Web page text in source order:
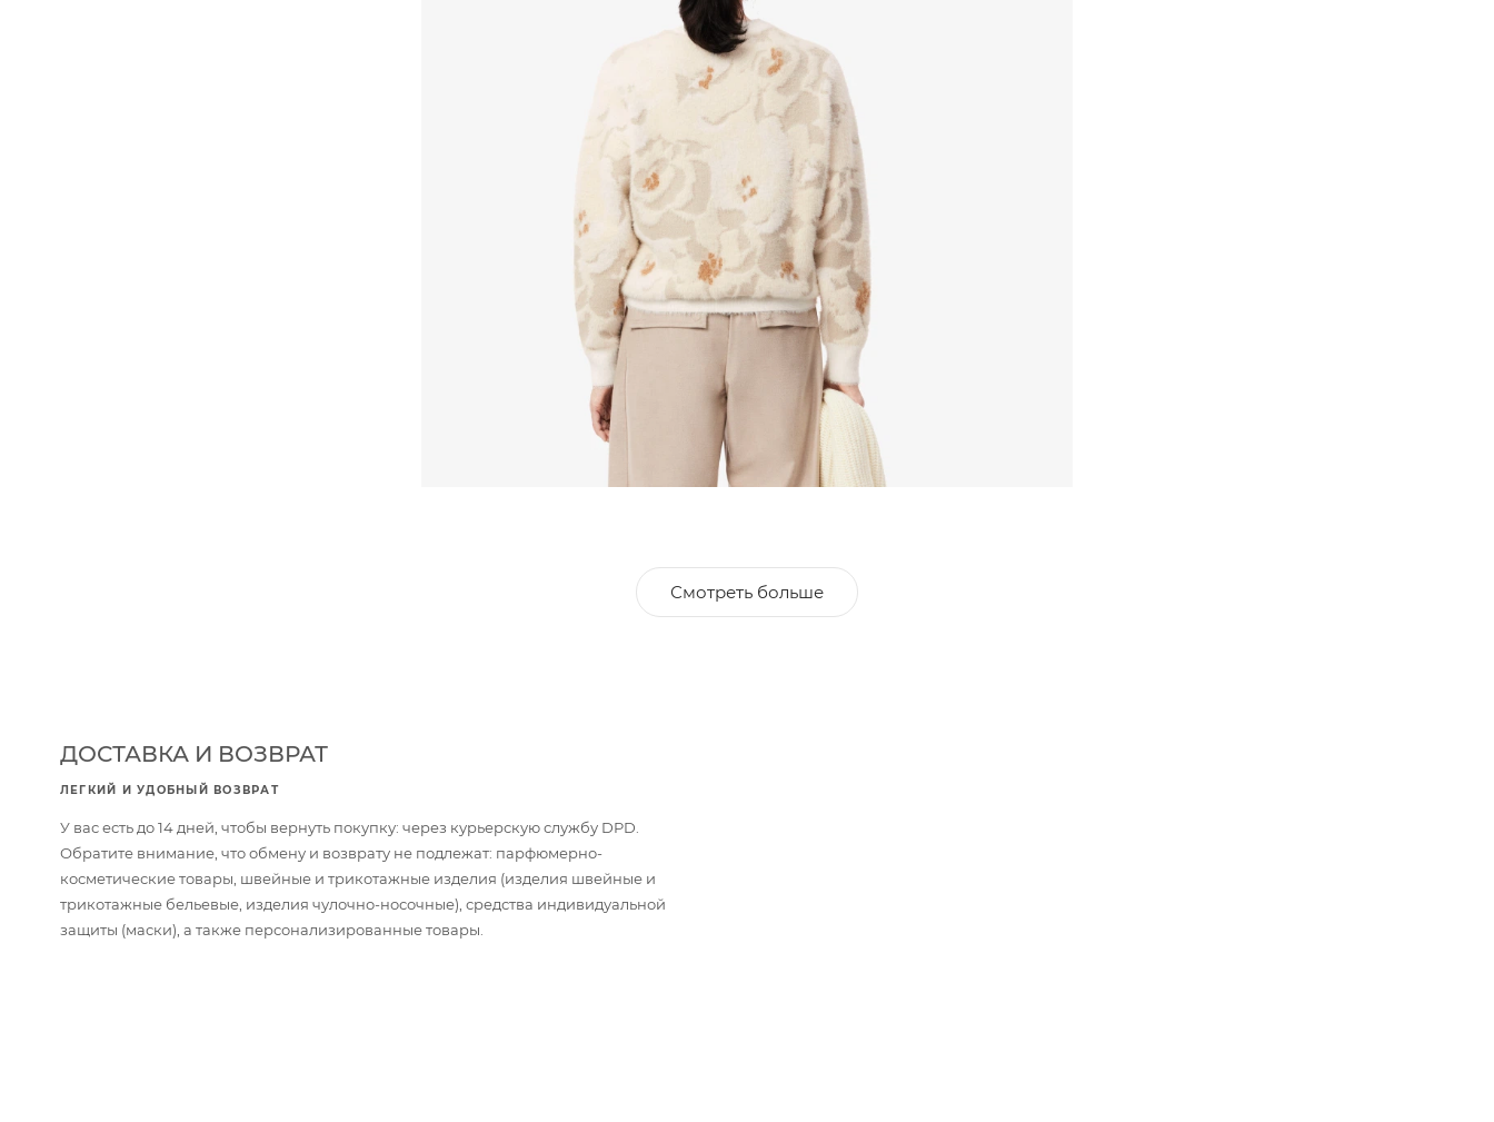
Смотреть больше
ДОСТАВКА И ВОЗВРАТ
ЛЕГКИЙ И УДОБНЫЙ ВОЗВРАТ
У вас есть до 14 дней, чтобы вернуть покупку: через курьерскую службу DPD.
Обратите внимание, что обмену и возврату не подлежат: парфюмерно-
косметические товары, швейные и трикотажные изделия (изделия швейные и
трикотажные бельевые, изделия чулочно-носочные), средства индивидуальной
защиты (маски), а также персонализированные товары.